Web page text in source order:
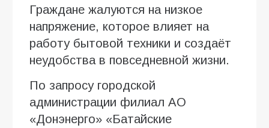
Граждане жалуются на низкое
напряжение, которое влияет на
работу бытовой техники и создаёт
неудобства в повседневной жизни.
По запросу городской
администрации филиал АО
«Донэнерго» «Батайские